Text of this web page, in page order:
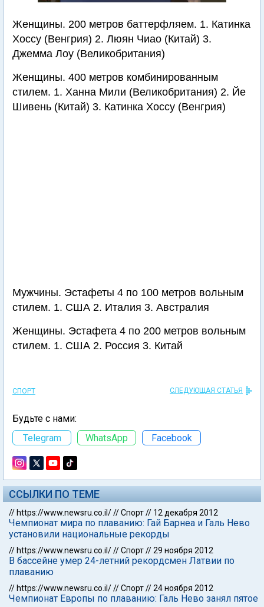
Женщины. 200 метров баттерфляем. 1. Катинка
Хоссу (Венгрия) 2. Люян Чиао (Китай) 3.
Джемма Лоу (Великобритания)
Женщины. 400 метров комбинированным
стилем. 1. Ханна Мили (Великобритания) 2. Йе
Шивень (Китай) 3. Катинка Хоссу (Венгрия)
Мужчины. Эстафеты 4 по 100 метров вольным
стилем. 1. США 2. Италия 3. Австралия
Женщины. Эстафета 4 по 200 метров вольным
стилем. 1. США 2. Россия 3. Китай
СПОРТ СЛЕДУЮЩАЯ СТАТЬЯ
Будьте с нами:
Telegram
WhatsApp Facebook
ССЫЛКИ ПО ТЕМЕ
// https://www.newsru.co.il///Спорт// 12 декабря 2012
Чемпионат мира по плаванию: Гай Барнеа и Галь Нево
установили национальные рекорды
// https://www.newsru.co.il///Спорт//29 ноября 2012
В бассейне умер 24-летний рекордсмен Латвии по
плаванию
// https://www.newsru.co.il///Спорт//24 ноября 2012
Чемпионат Европы по плаванию: Галь Нево занял пятое